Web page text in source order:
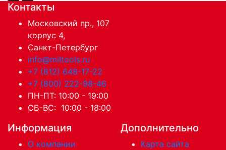
Контакты
Московский пр., 107
корпус 4,
Санкт-Петербург
info@miltools.ru
+7 (812) 648-17-22
+7 (800) 222-98-46
ПН-ПТ: 10:00 - 19:00
СБ-ВС: 10:00 - 18:00
Информация
О компании
Дополнительно
Карта сайта